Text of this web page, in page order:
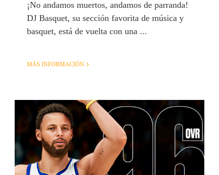
¡No andamos muertos, andamos de parranda!
DJ Basquet, su sección favorita de música y
basquet, está de vuelta con una ...
MÁS INFORMACIÓN